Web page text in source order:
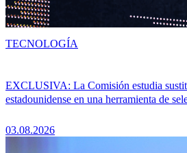
EXCLUSIVA: La Comisión estudia
estadounidense en una herramienta de
03.08.2026
TECNOLOGÍA